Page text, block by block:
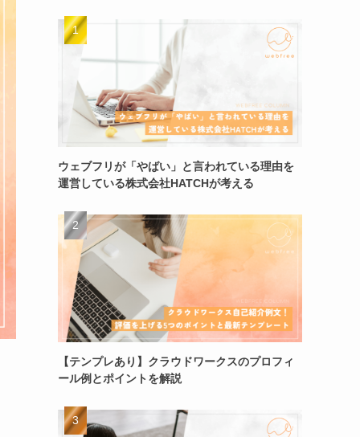
ウェブフリが「やばい」と言われている理由を
運営している株式会社HATCHが考える
【テンプレあり】クラウドワークスのプロフィ
ール例とポイントを解説